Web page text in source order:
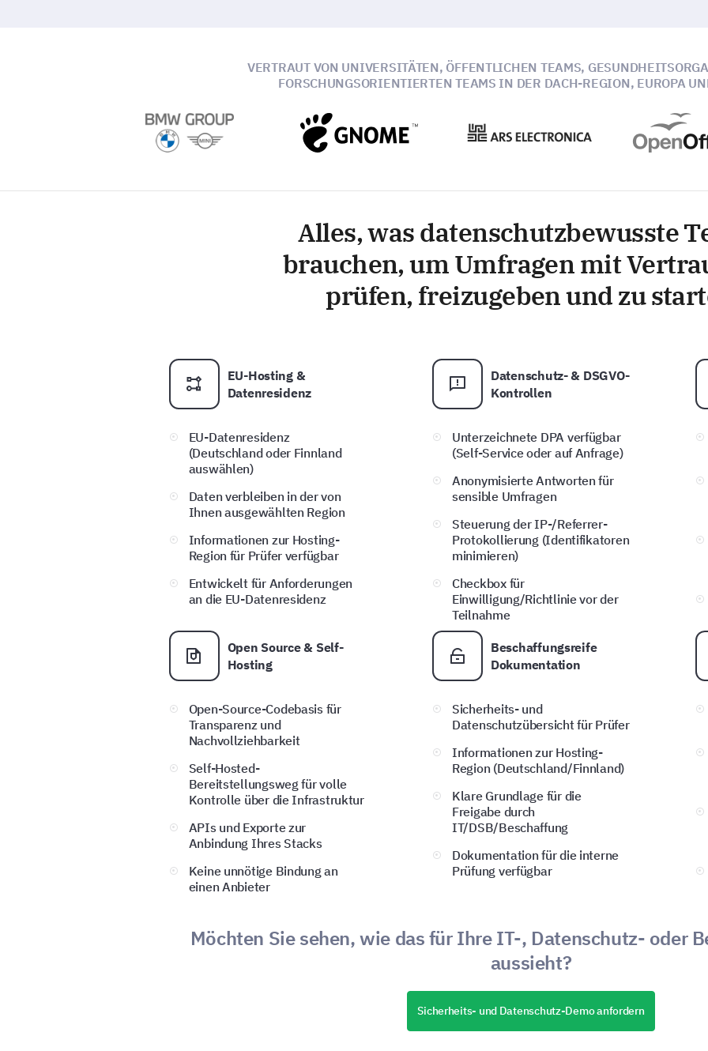
VERTRAUT VON UNIVERSITÄTEN, ÖFFENTLICHEN TEAMS,
FORSCHUNGSORIENTIERTEN TEAMS IN DER DACH-REGION, EUROPA
Alles, was datenschutzbewusste
brauchen, um Umfragen mit
prüfen, freizugeben und zu
EU-Hosting &
Datenresidenz
EU-Datenresidenz
(Deutschland oder Finnland
auswählen)
Daten verbleiben in der von
Ihnen ausgewählten Region
Informationen zur Hosting-
Region für Prüfer verfügbar
Entwickelt für Anforderungen
an die EU-Datenresidenz
Datenschutz- & DSGVO-
Kontrollen
Unterzeichnete DPA verfügbar
(Self-Service oder auf Anfrage)
Anonymisierte Antworten für
sensible Umfragen
Steuerung der IP-/Referrer-
Protokollierung (Identifikatoren
minimieren)
Checkbox für
Einwilligung/Richtlinie vor der
Teilnahme
Open Source & Self-
Hosting
Open-Source-Codebasis für
Transparenz und
Nachvollziehbarkeit
Self-Hosted-
Bereitstellungsweg für volle
Kontrolle über die Infrastruktur
APIs und Exporte zur
Anbindung Ihres Stacks
Keine unnötige Bindung an
einen Anbieter
Beschaffungsreife
Dokumentation
Sicherheits- und
Datenschutzübersicht für Prüfer
Informationen zur Hosting-
Region (Deutschland/Finnland)
Klare Grundlage für die
Freigabe durch
IT/DSB/Beschaffung
Dokumentation für die interne
Prüfung verfügbar
Möchten Sie sehen, wie das für Ihre IT-, Datenschutz- oder
aussieht?
Sicherheits- und Datenschutz-Demo anfordern